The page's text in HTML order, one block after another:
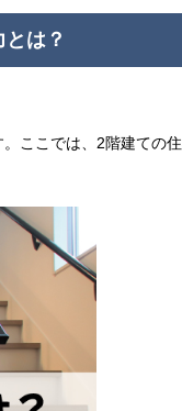
は？
ここでは、2階建ての